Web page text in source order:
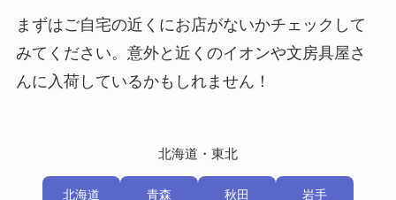
まずはご自宅の近くにお店がないかチェックして
みてください。意外と近くのイオンや文房具屋さ
んに入荷しているかもしれません！
北海道・東北
北海道 青森 秋田 岩手